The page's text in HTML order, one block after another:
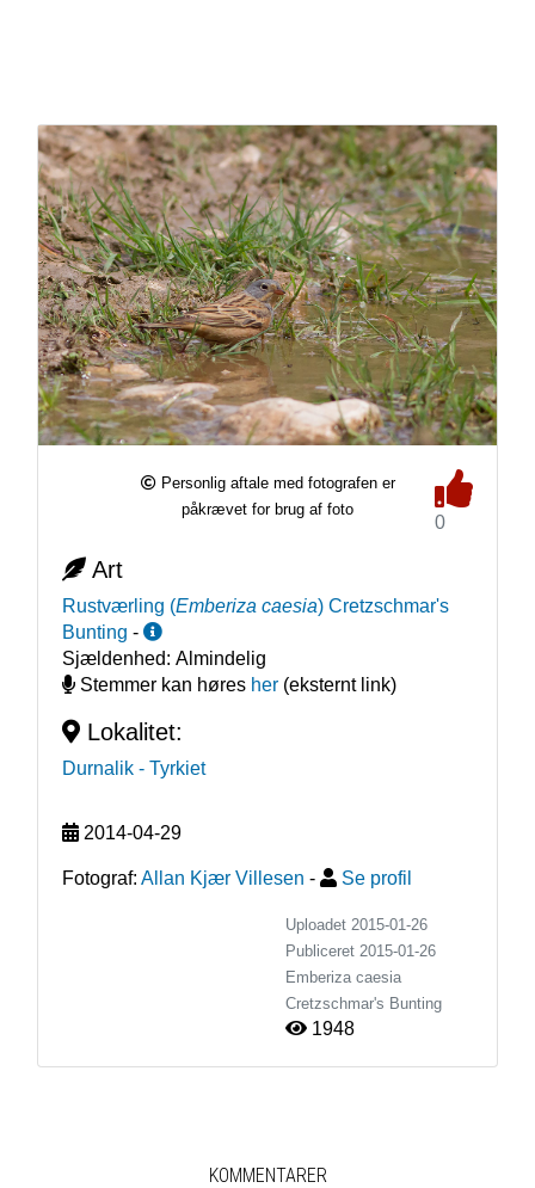
Personlig aftale med fotografen er
påkrævet for brug af foto
0
Art
Rustværling (Emberiza caesia) Cretzschmar's
Bunting -
Sjældenhed: Almindelig
Stemmer kan høres her(eksternt link)
Lokalitet:
Durnalik - Tyrkiet
2014-04-29
Fotograf: Allan Kjær Villesen - Se profil
Uploadet 2015-01-26
Publiceret 2015-01-26
Emberiza caesia
Cretzschmar's Bunting
1948
KOMMENTARER